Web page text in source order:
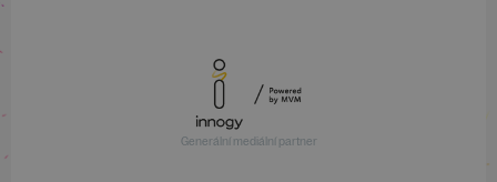
Generální mediální partner